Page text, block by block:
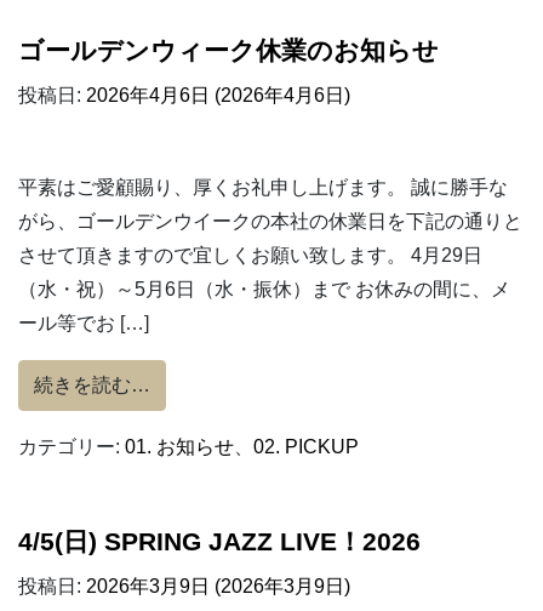
ゴールデンウィーク休業のお知らせ
投稿日: 2026年4月6日 (2026年4月6日)
平素はご愛顧賜り、厚くお礼申し上げます。 誠に勝手な
がら、ゴールデンウイークの本社の休業日を下記の通りと
させて頂きますので宜しくお願い致します。 4月29日
（水・祝）～5月6日（水・振休）まで お休みの間に、メ
ール等でお […]
続きを読む…
カテゴリー: 01. お知らせ 02. PICKUP
4/5(日) SPRING JAZZ LIVE！2026
投稿日: 2026年3月9日 (2026年3月9日)